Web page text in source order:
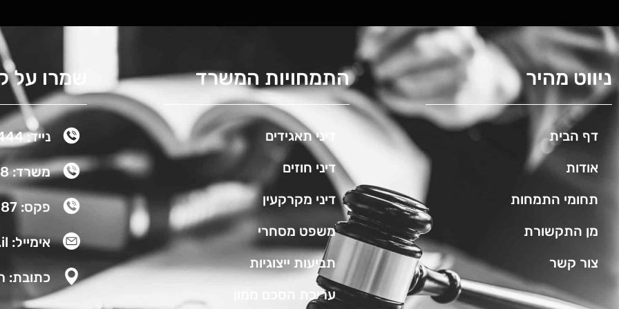
ניווט מהיר
דף הבית
אודות
תחומי התמחות
מן התקשורת
צור קשר
התמחויות המשרד
דיני תאגידים
דיני חוזים
דיני מקרקעין
משפט מסחרי
תביעות ייצוגיות
עריכת הסכם ממון
שמרו על
נייד: 054-4727444
משרד: 037484388
פקס: 03-7484387
אימייל: avi@rivkinlaw.co.il
כתובת: